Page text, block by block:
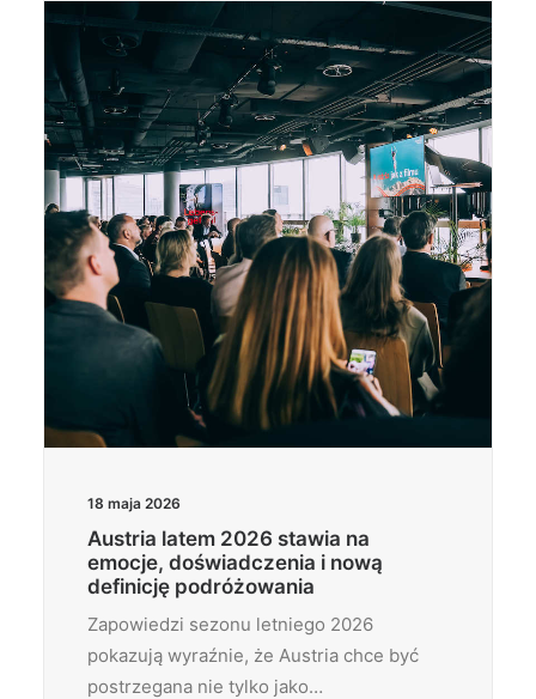
18 maja 2026
Austria latem 2026 stawia na
emocje, doświadczenia i nową
definicję podróżowania
Zapowiedzi sezonu letniego 2026
pokazują wyraźnie, że Austria chce być
postrzegana nie tylko jako…